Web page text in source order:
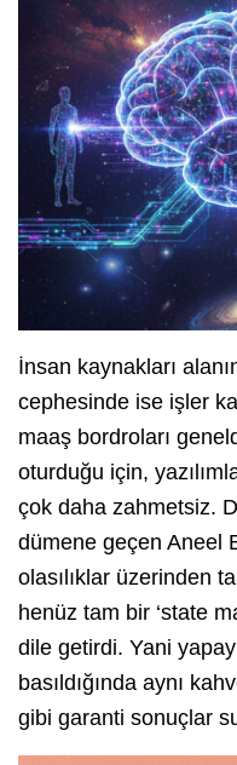
İnsan kaynakları
cephesinde ise işler
maaş bordroları
oturduğu için,
çok daha zahmetsiz.
dümene geçen Aneel
olasılıklar üzerinden
henüz tam bir ‘state
dile getirdi. Yani
basıldığında aynı
gibi garanti sonuçlar